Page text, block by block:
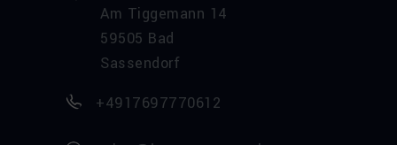
Am Tiggemann 14
59505 Bad
Sassendorf
+4917697770612